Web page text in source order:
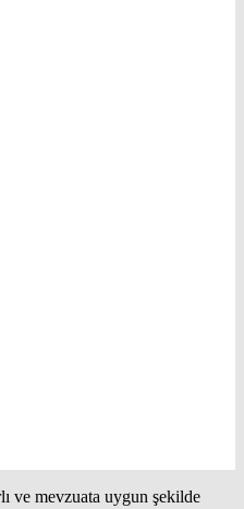
ve mevzuata uygun şekilde